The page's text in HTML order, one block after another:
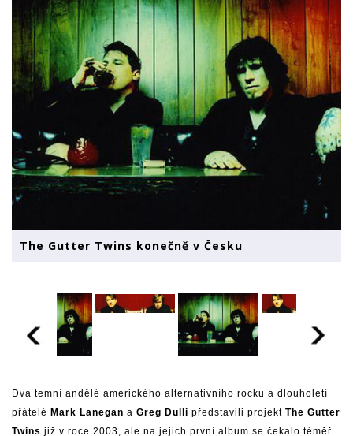
The Gutter Twins konečně v Česku
Dva temní andělé amerického alternativního rocku a dlouholetí
přátelé Mark Lanegan a Greg Dulli představili projekt The Gutter
Twins již v roce 2003, ale na jejich první album se čekalo téměř